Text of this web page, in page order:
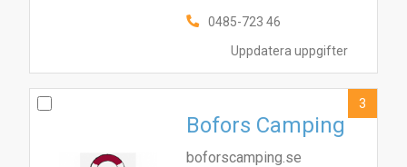
Uppdatera uppgifter
0485-723 46
Bofors Camping
boforscamping.se
3